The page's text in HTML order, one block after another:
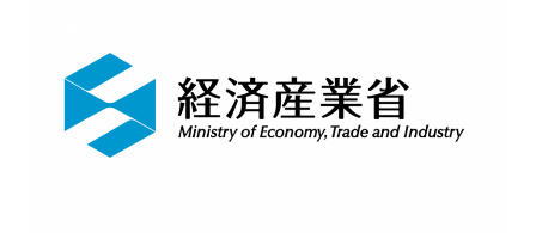
株主・投資家情報
サステナビリティ